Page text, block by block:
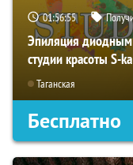
01:56:53
Эпиляция
студии красоты S-ka
Таганская
Бесплатно